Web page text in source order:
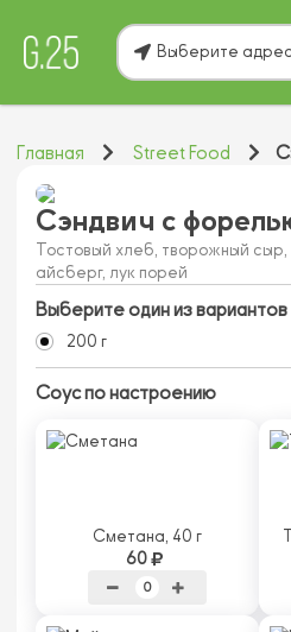
Выберите адрес
Главная Street Food
Сэндвич с
Тостовый хлеб, творожный
айсберг, лук порей
Выберите один из вариантов
200 г
Соус по настроению
Сметана, 40 г
60